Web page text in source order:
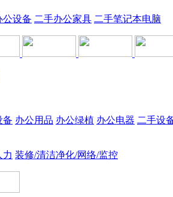
公设备 二手办公家具 二手笔记本电脑
备 办公用品 办公绿植 办公电器 二手设
力 装修/清洁净化/网络/监控